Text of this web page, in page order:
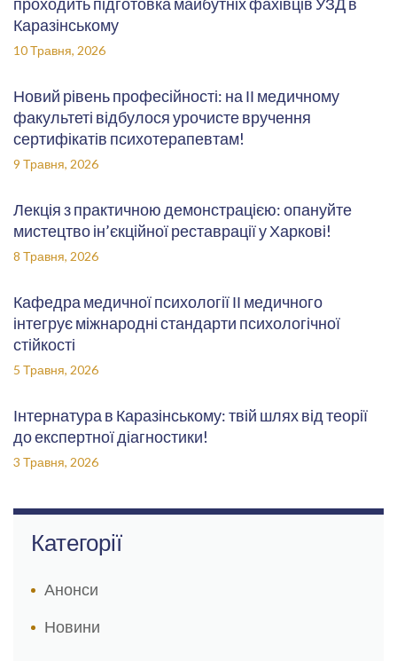
Каразінському
10 Травня, 2026
Новий рівень професійності: на ІІ медичному
факультеті відбулося урочисте вручення
сертифікатів психотерапевтам!
9 Травня, 2026
Лекція з практичною демонстрацією: опануйте
мистецтво ін’єкційної реставрації у Харкові!
8 Травня, 2026
Кафедра медичної психології ІІ медичного
інтегрує міжнародні стандарти психологічної
стійкості
5 Травня, 2026
Інтернатура в Каразінському: твій шлях від теорії
до експертної діагностики!
3 Травня, 2026
Категорії
Анонси
Новини